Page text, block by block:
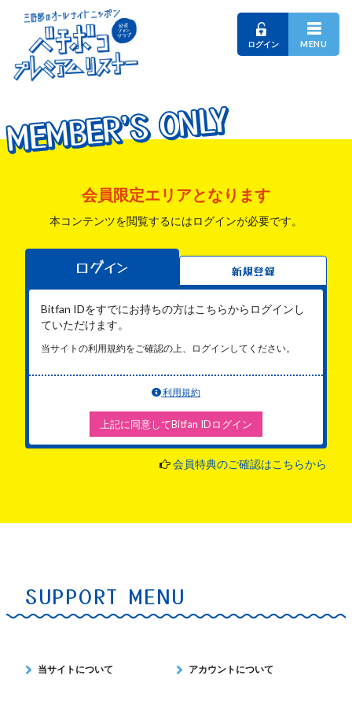
ログイン MENU
MEMBER'S ONLY
MEMBER'S ONLY
MEMBER'S ONLY
会員限定エリアとなります
本コンテンツを閲覧するにはログインが必要です。
ログイン 新規登録
Bitfan IDをすでにお持ちの方はこちらからログインし
ていただけます。
当サイトの利用規約をご確認の上、ログインしてください。
利用規約
上記に同意してBitfan IDログイン
会員特典のご確認はこちらから
SUPPORT MENU
当サイトについて アカウントについて